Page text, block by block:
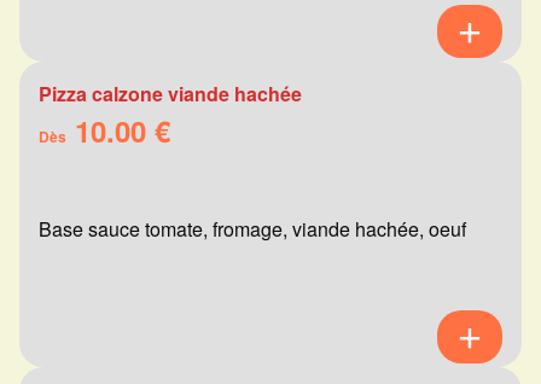
Pizza calzone viande hachée
Dès 10.00 €
Base sauce tomate, fromage, viande hachée, oeuf